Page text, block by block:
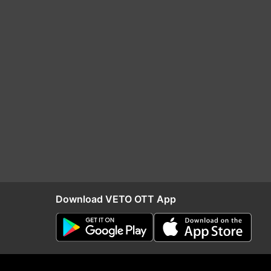
Download VETO OTT App